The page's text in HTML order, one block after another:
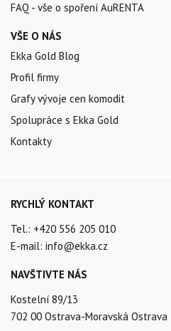
FAQ - vše o spoření AuRENTA
VŠE O NÁS
Ekka Gold Blog
Profil firmy
Grafy vývoje cen komodit
Spolupráce s Ekka Gold
Kontakty
RYCHLÝ KONTAKT
Tel.: +420 556 205 010
E-mail: info@ekka.cz
NAVŠTIVTE NÁS
Kostelní 89/13
702 00 Ostrava-Moravská Ostrava